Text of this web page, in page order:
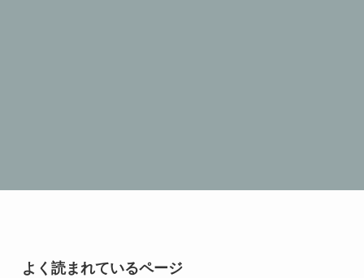
よく読まれているページ